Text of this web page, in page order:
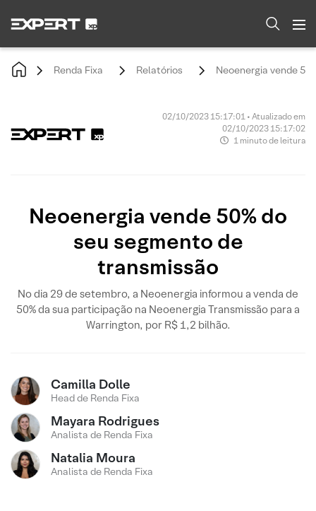
Renda Fixa Relatórios Neoenergia vende
02/10/2023 15:17:01 • Atualizado em
02/10/2023 15:17:02
1 minuto de leitura
Neoenergia vende 50% do
seu segmento de
transmissão
No dia 29 de setembro, a Neoenergia informou a venda de
50% da sua participação na Neoenergia Transmissão para a
Warrington, por R$ 1,2 bilhão.
Camilla Dolle
Head de Renda Fixa
Mayara Rodrigues
Analista de Renda Fixa
Natalia Moura
Analista de Renda Fixa